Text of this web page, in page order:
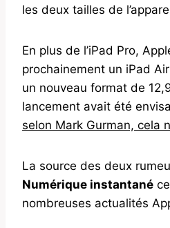
les deux tailles de
En plus de l’iPad Pro,
prochainement un iPad
un nouveau format de
lancement avait été
selon Mark Gurman, cela
La source des deux
Numérique instantané
nombreuses actualités